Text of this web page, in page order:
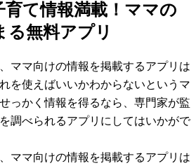
育て情報満載！ママの
る無料アプリ
ママ向けの情報を掲載するアプリは
を使えばいいかわからないというマ
っかく情報を得るなら、専門家が監
調べられるアプリにしてはいかがで
ママ向けの情報を掲載するアプリは